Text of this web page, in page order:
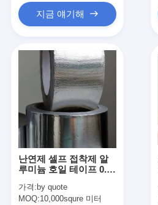
점착성 절연 테이프
유리 섬유 절연 테이프
열 저항성 절연 테이프
유리 섬유 접착 테이프
폴리 이미드 필름 접착 테이프
알루미늄 호일 접착 테이프
알루미늄 호일 유리천 테이프
포일 표정 크라프트 지
지금 얘기해
난연제 셀프 접착제 알
루미늄 호일 테이프 0.15
가격:by quote
MOQ:10,000squre 미터